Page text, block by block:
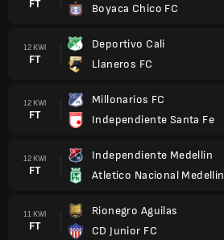
FT
Boyaca Chico FC
12 KWI
FT
Deportivo Cali
Llaneros FC
12 KWI
FT
Millonarios FC
Independiente Santa Fe
12 KWI
FT
Independiente Medellin
Atletico Nacional Medellin
11 KWI
FT
Rionegro Aguilas
CD Junior FC